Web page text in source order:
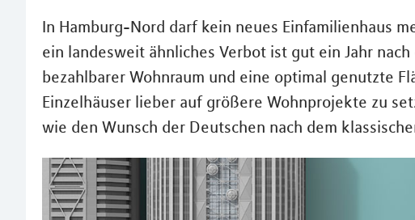
In Hamburg-Nord darf kein neues Einfamilienhaus
ein landesweit ähnliches Verbot ist gut ein Jahr
bezahlbarer Wohnraum und eine optimal genutzte
Einzelhäuser lieber auf größere Wohnprojekte zu
wie den Wunsch der Deutschen nach dem